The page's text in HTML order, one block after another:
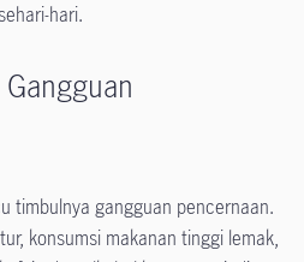
hari.
timbulnya gangguan pencernaan.
konsumsi makanan tinggi lemak,